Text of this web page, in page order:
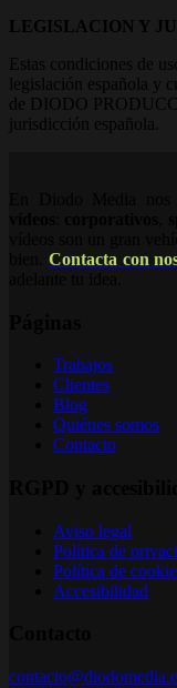
LEGISLACION Y
Estas condiciones de
legislación española y
de DIODO
jurisdicción española.
Contacta con
Trabajos
Clientes
Blog
Quiénes somos
Contacto
Aviso legal
Política de
Política de
Accesibilidad